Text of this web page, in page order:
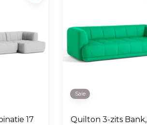
17
Sale
Quilton 3-zits Bank,